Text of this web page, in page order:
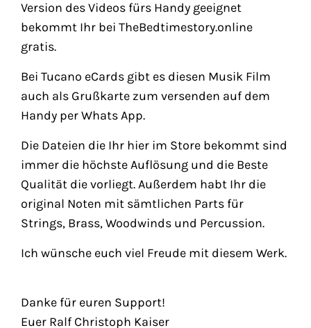
Version des Videos fürs Handy geeignet
bekommt Ihr bei TheBedtimestory.online
gratis.
Bei Tucano eCards gibt es diesen Musik Film
auch als Grußkarte zum versenden auf dem
Handy per Whats App.
Die Dateien die Ihr hier im Store bekommt sind
immer die höchste Auflösung und die Beste
Qualität die vorliegt. Außerdem habt Ihr die
original Noten mit sämtlichen Parts für
Strings, Brass, Woodwinds und Percussion.
Ich wünsche euch viel Freude mit diesem Werk.
Danke für euren Support!
Euer Ralf Christoph Kaiser